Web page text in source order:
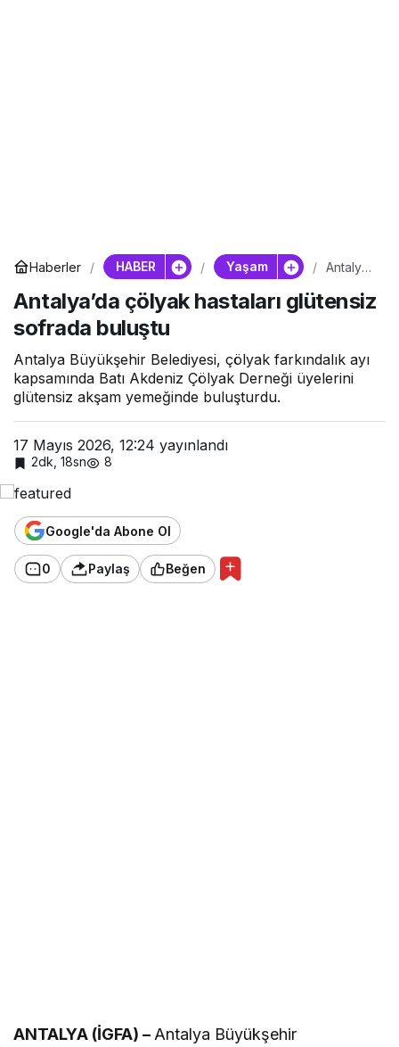
Haberler HABER Yaşam
Antalya’
çölyak
hastaları
sofrada
buluştu
Antalya’da çölyak hastaları glütensiz
sofrada buluştu
Antalya Büyükşehir Belediyesi, çölyak farkındalık ayı
kapsamında Batı Akdeniz Çölyak Derneği üyelerini
glütensiz akşam yemeğinde buluşturdu.
17 Mayıs 2026, 12:24 yayınlandı
2dk, 18sn 8
Google'da Abone Ol
0 Paylaş Beğen
ANTALYA (İGFA) –Antalya Büyükşehir